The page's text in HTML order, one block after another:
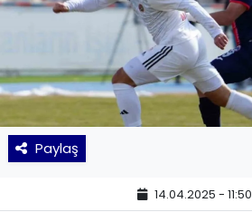
Paylaş
14.04.2025 - 11:50
KÜLTÜR SANAT
MAGAZİN
POLİTİKA
SAĞLIK